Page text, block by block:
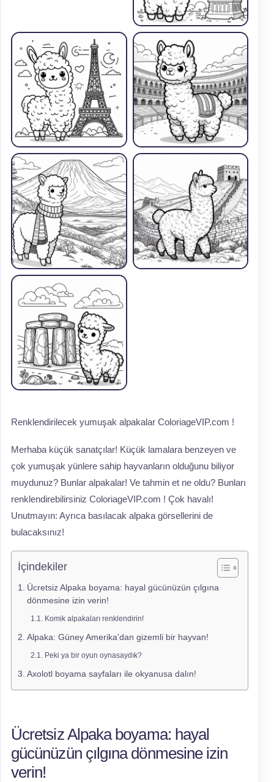
Renklendirilecek yumuşak alpakalar ColoriageVIP.com !
Merhaba küçük sanatçılar! Küçük lamalara benzeyen ve
çok yumuşak yünlere sahip hayvanların olduğunu biliyor
muydunuz? Bunlar alpakalar! Ve tahmin et ne oldu? Bunları
renklendirebilirsiniz ColoriageVIP.com ! Çok havalı!
Unutmayın: Ayrıca basılacak alpaka görsellerini de
bulacaksınız!
İçindekiler
Ücretsiz Alpaka boyama: hayal gücünüzün çılgına
dönmesine izin verin!
Komik alpakaları renklendirin!
Alpaka: Güney Amerika'dan gizemli bir hayvan!
Peki ya bir oyun oynasaydık?
Axolotl boyama sayfaları ile okyanusa dalın!
Ücretsiz Alpaka boyama: hayal
gücünüzün çılgına dönmesine izin
verin!